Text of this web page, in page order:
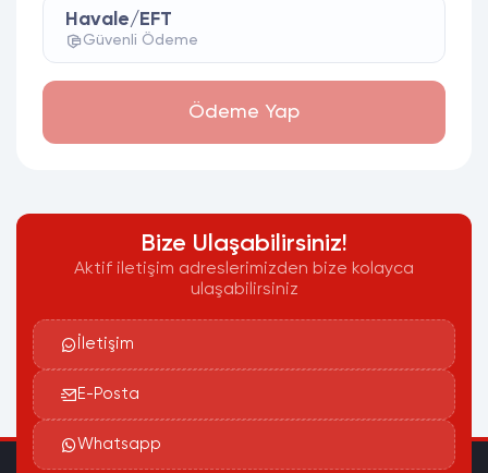
Havale/EFT
Güvenli Ödeme
Ödeme Yap
Bize Ulaşabilirsiniz!
Aktif iletişim adreslerimizden bize kolayca
ulaşabilirsiniz
İletişim
E-Posta
Whatsapp